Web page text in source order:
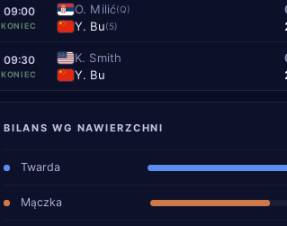
09:00
KONIEC
O. Milić(Q)
Y. Bu(5)
09:30
KONIEC
K. Smith
Y. Bu
BILANS WG NAWIERZCHNI
Twarda
Mączka